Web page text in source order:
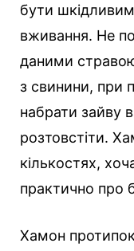
бути
вживання. Не
даними
з свинини, при
набрати зайву
розтовстіти.
кількостях,
практично про
Хамон